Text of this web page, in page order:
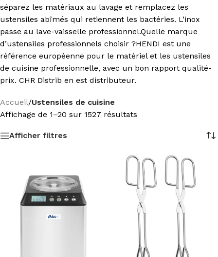
séparez les matériaux au lavage et remplacez les
ustensiles abîmés qui retiennent les bactéries. L’inox
passe au lave-vaisselle professionnel.Quelle marque
d’ustensiles professionnels choisir ?HENDI est une
référence européenne pour le matériel et les ustensiles
de cuisine professionnelle, avec un bon rapport qualité-
prix. CHR Distrib en est distributeur.
Accueil/Ustensiles de cuisine
Affichage de 1–20 sur 1527 résultats
Afficher filtres